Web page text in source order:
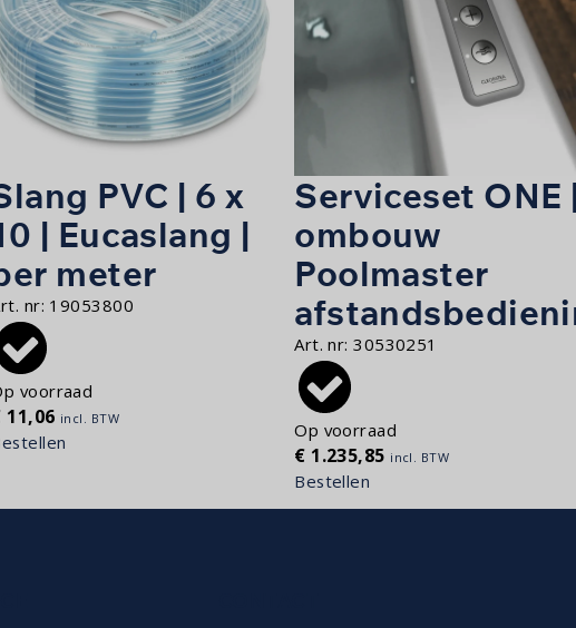
PVC | 6 x
| Eucaslang |
meter
nr: 19053800
voorraad
11,06 incl. BTW
Serviceset ONE
ombouw
Poolmaster
Art. nr:30530251
Op voorraad
€ 1.235,85 incl. BTW
Bestellen